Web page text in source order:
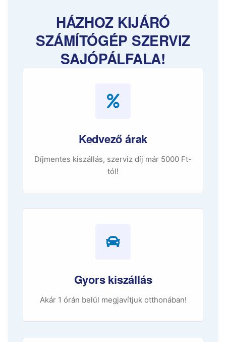
HÁZHOZ KIJÁRÓ
SZÁMÍTÓGÉP SZERVIZ
SAJÓPÁLFALA!
Kedvező árak
Díjmentes kiszállás, szerviz díj már 5000 Ft-
tól!
Gyors kiszállás
Akár 1 órán belül megjavítjuk otthonában!